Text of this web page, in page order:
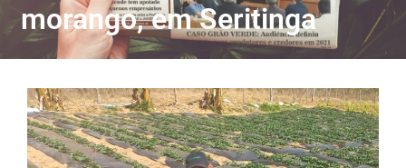
morango, em Seritinga